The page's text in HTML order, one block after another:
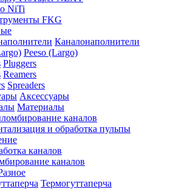
NiTi
FKG
Каналонаполнители
Peeso (Largo)
Pluggers
Reamers
Spreaders
Аксессуары
Материалы
каналов
и обработка пульпы
каналов
каналов
Термогуттаперча